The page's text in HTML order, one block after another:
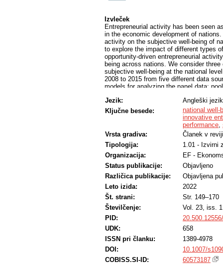
Izvleček
Entrepreneurial activity has been seen
in the economic development of
activity on the subjective well-being of
to explore the impact of different types
opportunity-driven entrepreneurial
being across nations. We consider
subjective well-being at the national
2008 to 2015 from five different data
models for analyzing the panel data:
driven entrepreneurial activity has a
subjective well-being affects the level
findings have implications for policy-
subjective well-being in the nation.
Jezik:
Angleški jezik
Ključne besede:
national well-
innovative
performance,
Vrsta gradiva:
Članek v reviji
Tipologija:
1.01 - Izvirni
Organizacija:
EF -
Status publikacije:
Objavljeno
Različica publikacije:
Objavljena
Leto izida:
2022
Št. strani:
Str. 149–170
Številčenje:
Vol. 23, iss. 1
PID:
UDK:
658
ISSN pri članku:
1389-4978
DOI:
10.1007/
COBISS.SI-ID:
60573187